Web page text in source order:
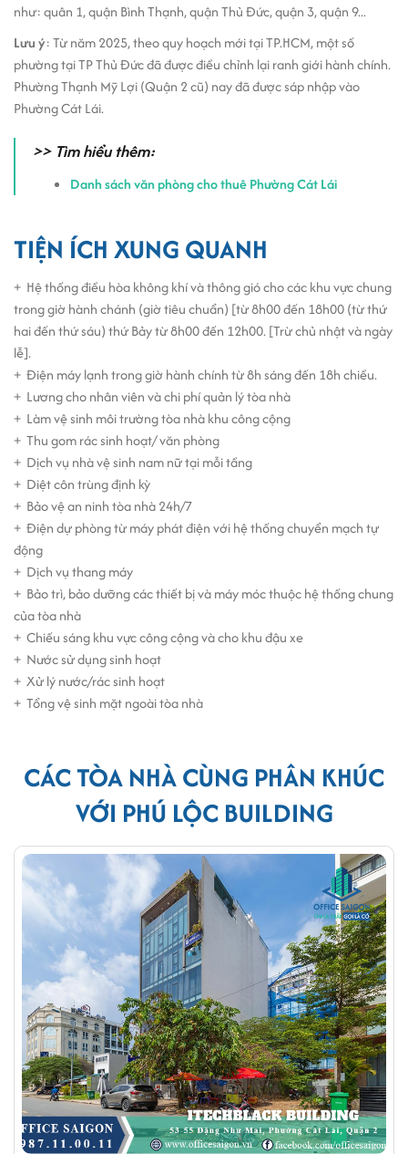
như: quân 1, quận Bình Thạnh, quận Thủ Đức, quận 3, quận 9...
Lưu ý: Từ năm 2025, theo quy hoạch mới tại TP.HCM, một số
phường tại TP Thủ Đức đã được điều chỉnh lại ranh giới hành chính.
Phường Thạnh Mỹ Lợi (Quận 2 cũ) nay đã được sáp nhập vào
Phường Cát Lái.
>> Tìm hiểu thêm:
Danh sách văn phòng cho thuê Phường Cát Lái
TIỆN ÍCH XUNG QUANH
+ Hệ thống điều hòa không khí và thông gió cho các khu vực chung
trong giờ hành chánh (giờ tiêu chuẩn) [từ 8h00 đến 18h00 (từ thứ
hai đến thứ sáu) thứ Bảy từ 8h00 đến 12h00. [Trừ chủ nhật và ngày
lễ].
+ Điện máy lạnh trong giờ hành chính từ 8h sáng đến 18h chiều.
+ Lương cho nhân viên và chi phí quản lý tòa nhà
+ Làm vệ sinh môi trường tòa nhà khu công cộng
+ Thu gom rác sinh hoạt/ văn phòng
+ Dịch vụ nhà vệ sinh nam nữ tại mỗi tầng
+ Diệt côn trùng định kỳ
+ Bảo vệ an ninh tòa nhà 24h/7
+ Điện dự phòng từ máy phát điện với hệ thống chuyển mạch tự
động
+ Dịch vụ thang máy
+ Bảo trì, bảo dưỡng các thiết bị và máy móc thuộc hệ thống chung
của tòa nhà
+ Chiếu sáng khu vực công cộng và cho khu đậu xe
+ Nước sử dụng sinh hoạt
+ Xử lý nước/rác sinh hoạt
+ Tổng vệ sinh mặt ngoài tòa nhà
CÁC TÒA NHÀ CÙNG PHÂN KHÚC
VỚI PHÚ LỘC BUILDING